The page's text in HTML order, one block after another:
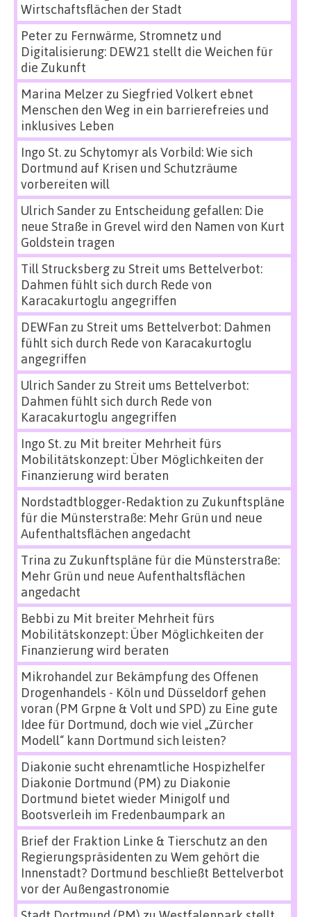
Wirtschaftsflächen der Stadt
Peterzu Fernwärme, Stromnetz und
Digitalisierung: DEW21 stellt die Weichen für
die Zukunft
Marina Melzerzu Siegfried Volkert ebnet
Menschen den Weg in ein barrierefreies und
inklusives Leben
Ingo St.zu Schytomyr als Vorbild: Wie sich
Dortmund auf Krisen und Schutzräume
vorbereiten will
Ulrich Sanderzu Entscheidung gefallen: Die
neue Straße in Grevel wird den Namen von Kurt
Goldstein tragen
Till Strucksbergzu Streit ums Bettelverbot:
Dahmen fühlt sich durch Rede von
Karacakurtoglu angegriffen
DEWFan zu Streit ums Bettelverbot: Dahmen
fühlt sich durch Rede von Karacakurtoglu
angegriffen
Ulrich Sanderzu Streit ums Bettelverbot:
Dahmen fühlt sich durch Rede von
Karacakurtoglu angegriffen
Ingo St.zu Mit breiter Mehrheit fürs
Mobilitätskonzept: Über Möglichkeiten der
Finanzierung wird beraten
Nordstadtblogger-Redaktion zu Zukunftspläne
für die Münsterstraße: Mehr Grün und neue
Aufenthaltsflächen angedacht
Trina zu Zukunftspläne für die Münsterstraße:
Mehr Grün und neue Aufenthaltsflächen
angedacht
Bebbi zu Mit breiter Mehrheit fürs
Mobilitätskonzept: Über Möglichkeiten der
Finanzierung wird beraten
Mikrohandel zur Bekämpfung des Offenen
Drogenhandels - Köln und Düsseldorf gehen
voran (PM Grpne & Volt und SPD) zu Eine gute
Idee für Dortmund, doch wie viel „Zürcher
Modell“ kann Dortmund sich leisten?
Diakonie sucht ehrenamtliche Hospizhelfer
Diakonie Dortmund (PM) zu Diakonie
Dortmund bietet wieder Minigolf und
Bootsverleih im Fredenbaumpark an
Brief der Fraktion Linke & Tierschutz an den
Regierungspräsidenten zu Wem gehört die
Innenstadt? Dortmund beschließt Bettelverbot
vor der Außengastronomie